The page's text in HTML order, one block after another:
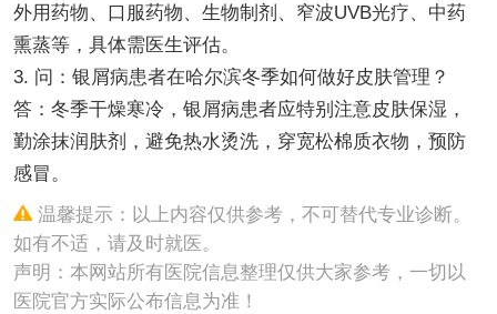
外用药物、口服药物、生物制剂、窄波UVB光疗、中药
熏蒸等，具体需医生评估。
3. 问：银屑病患者在哈尔滨冬季如何做好皮肤管理？
答：冬季干燥寒冷，银屑病患者应特别注意皮肤保湿，
勤涂抹润肤剂，避免热水烫洗，穿宽松棉质衣物，预防
感冒。
温馨提示：以上内容仅供参考，不可替代专业诊断。
如有不适，请及时就医。
声明：本网站所有医院信息整理仅供大家参考，一切以
医院官方实际公布信息为准！